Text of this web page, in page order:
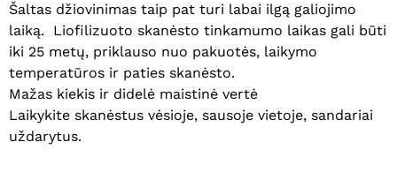
Šaltas džiovinimas taip pat turi labai ilgą galiojimo
laiką. Liofilizuoto skanėsto tinkamumo laikas gali būti
iki 25 metų, priklauso nuo pakuotės, laikymo
temperatūros ir paties skanėsto.
Mažas kiekis ir didelė maistinė vertė
Laikykite skanėstus vėsioje, sausoje vietoje, sandariai
uždarytus.